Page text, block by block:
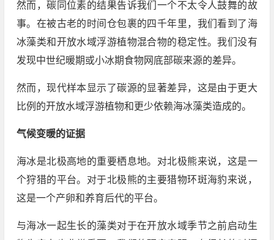
然而，碳同位素的结果告诉我们一个不太令人鼓舞的故
事。在被古老的时间仓包裹的四千年里，我们看到了海
冰藻类和开放水域浮游植物混合物的稳定性。我们没有
发现中世纪暖期或小冰期食物网底部碳来源的差异。
然而，现代样本显示了碳源的显著差异，这是由于更大
比例的开放水域浮游植物和更少依赖海冰藻类造成的。
气候变暖的证据
海冰是北极高地的重要栖息地。对北极熊来说，这是一
个狩猎的平台。对于北极熊的主要猎物环斑海豹来说，
这是一个产卵和养育后代的平台。
与海冰一起生长的藻类对于在开放水域季节之前启动生